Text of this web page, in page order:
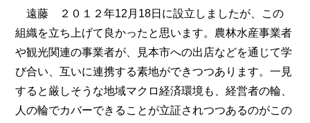
遠藤 ２０１２年12月18日に設立しましたが、この
組織を立ち上げて良かったと思います。農林水産事業者
や観光関連の事業者が、見本市への出店などを通じて学
び合い、互いに連携する素地ができつつあります。一見
すると厳しそうな地域マクロ経済環境も、経営者の輪、
人の輪でカバーできることが立証されつつあるのがこの